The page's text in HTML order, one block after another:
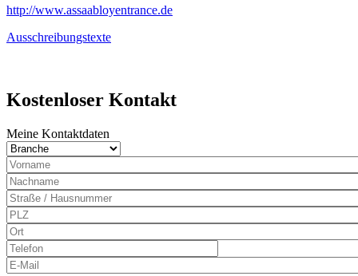
http://www.assaabloyentrance.de
Ausschreibungstexte
Kostenloser Kontakt
Meine Kontaktdaten
Branche
Nachname
PLZ
Ort
Telefon
E-